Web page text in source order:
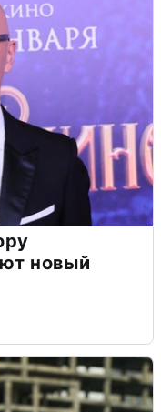
новый